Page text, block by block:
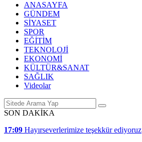
ANASAYFA
GÜNDEM
SİYASET
SPOR
EĞİTİM
TEKNOLOJİ
EKONOMİ
KÜLTÜR&SANAT
SAĞLIK
Videolar
SON DAKİKA
17:09 Hayırseverlerimize teşekkür ediyoruz